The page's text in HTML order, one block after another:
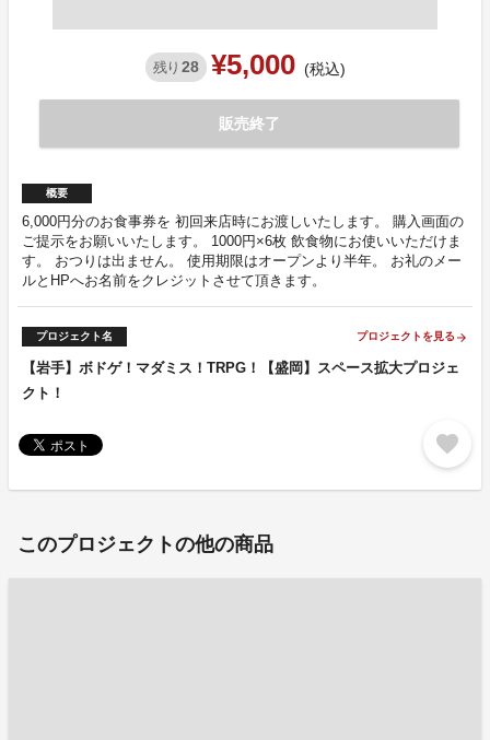
残り 28 ¥5,000 (税込)
販売終了
概要
6,000円分のお食事券を 初回来店時にお渡しいたします。 購入画面の
ご提示をお願いいたします。 1000円×6枚 飲食物にお使いいただけま
す。 おつりは出ません。 使用期限はオープンより半年。 お礼のメー
ルとHPへお名前をクレジットさせて頂きます。
プロジェクト名 プロジェクトを見る arrow_forward
【岩手】ボドゲ！マダミス！TRPG！【盛岡】スペース拡大プロジェ
クト！
favorite
このプロジェクトの他の商品